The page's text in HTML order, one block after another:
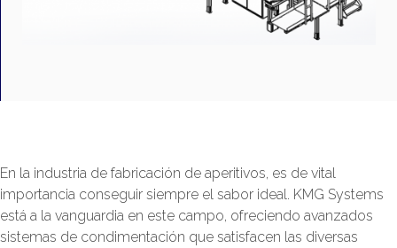
En la industria de fabricación de aperitivos, es de vital
importancia conseguir siempre el sabor ideal. KMG Systems
está a la vanguardia en este campo, ofreciendo avanzados
sistemas de condimentación que satisfacen las diversas